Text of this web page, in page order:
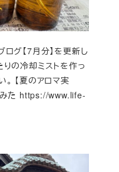
グ【7月分】を更新し
の冷却ミストを作っ
【夏のアロマ実
みた https://www.life-